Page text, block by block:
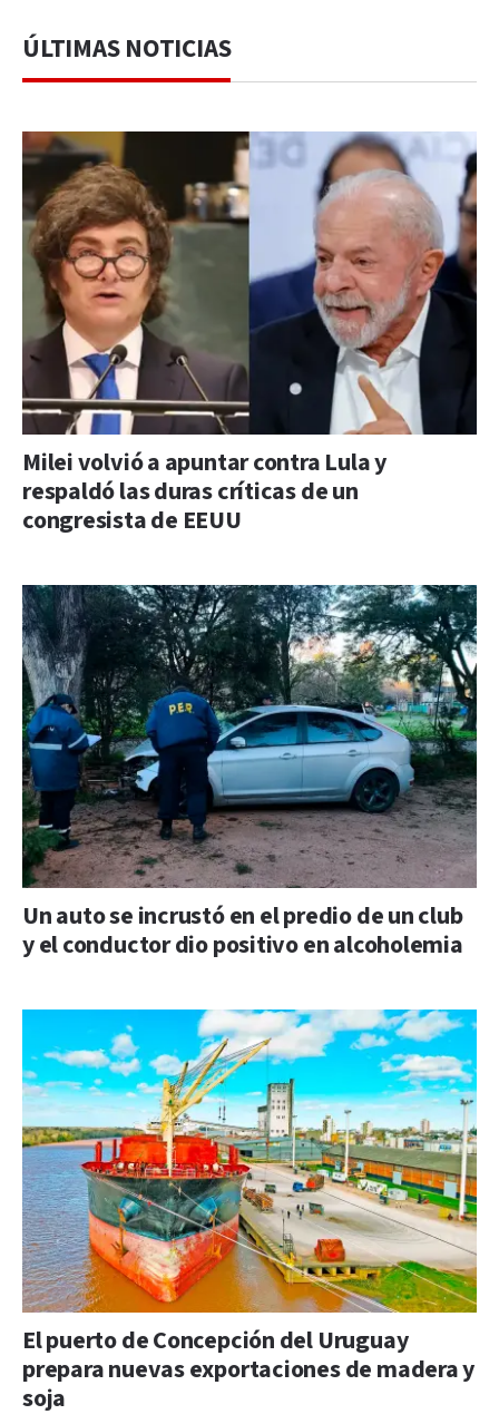
ÚLTIMAS NOTICIAS
Milei volvió a apuntar contra Lula y
respaldó las duras críticas de un
congresista de EEUU
Un auto se incrustó en el predio de un club
y el conductor dio positivo en alcoholemia
El puerto de Concepción del Uruguay
prepara nuevas exportaciones de madera y
soja